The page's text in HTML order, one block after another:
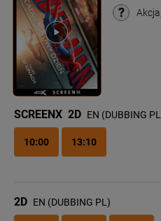
SCREENX 2D EN (DUBBING
10:00 13:10
2D EN (DUBBING PL)